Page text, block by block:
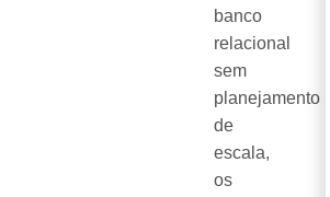
banco
relacional
sem
planejamento
de
escala,
os